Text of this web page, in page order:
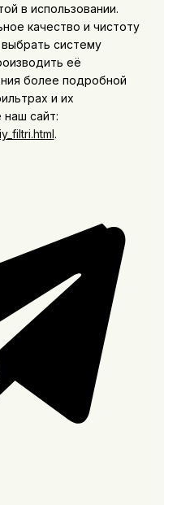
в использовании.
качество и чистоту
систему
её
более подробной
и их
наш сайт:
.